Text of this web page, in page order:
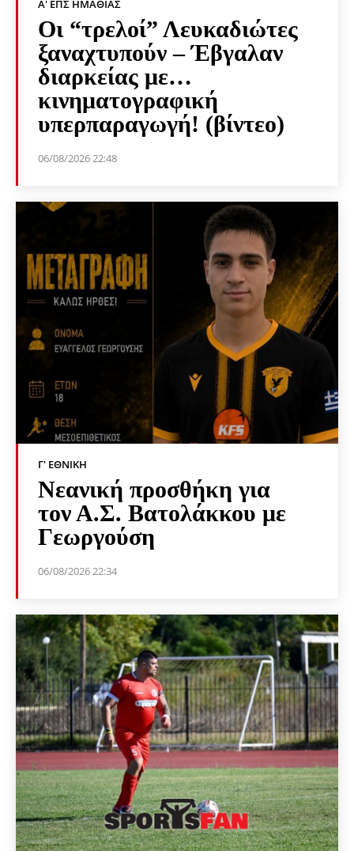
Α' ΕΠΣ ΗΜΑΘΊΑΣ
Οι “τρελοί” Λευκαδιώτες
ξαναχτυπούν – Έβγαλαν
διαρκείας με…
κινηματογραφική
υπερπαραγωγή! (βίντεο)
06/08/2026 22:48
Γ' ΕΘΝΙΚΉ
Νεανική προσθήκη για
τον Α.Σ. Βατολάκκου με
Γεωργούση
06/08/2026 22:34